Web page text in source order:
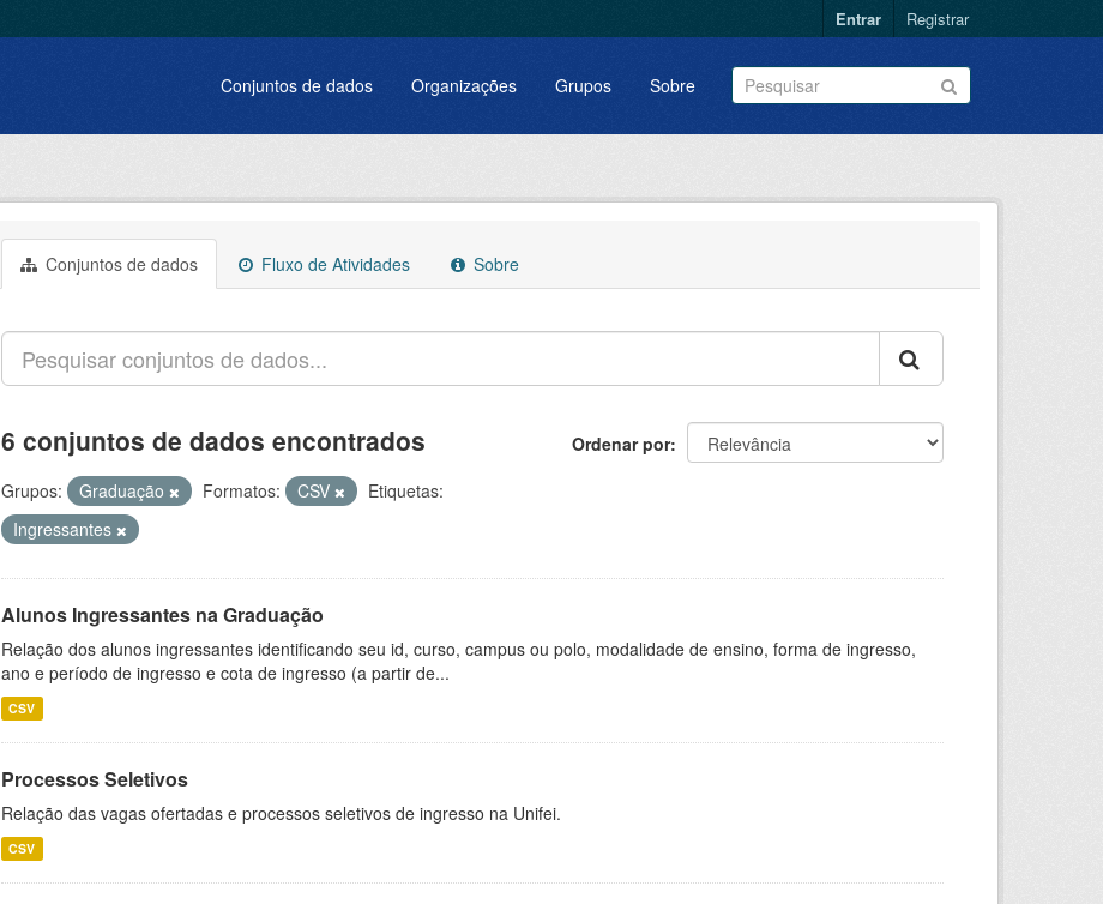
Entrar Registrar
Conjuntos de dados Organizações Grupos Sobre
Conjuntos de dados Fluxo de Atividades Sobre
Ordenar por
6 conjuntos de dados encontrados
Grupos: Graduação Formatos: CSV
Etiquetas:
Ingressantes
Alunos Ingressantes na Graduação
Relação dos alunos ingressantes identificando seu id, curso, campus ou polo, modalidade de ensino, forma de ingresso,
ano e período de ingresso e cota de ingresso (a partir de...
CSV
Processos Seletivos
Relação das vagas ofertadas e processos seletivos de ingresso na Unifei.
CSV